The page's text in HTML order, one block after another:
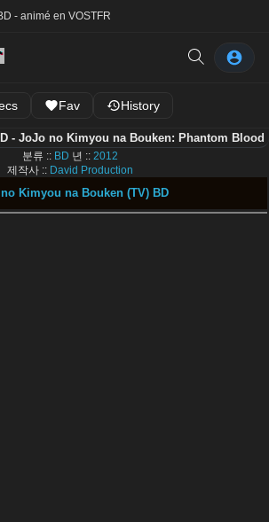
- animé en VOSTFR
Fav History
- JoJo no Kimyou na Bouken: Phantom Blood
분류 :: BD 년 :: 2012
제작사 :: David Production
Kimyou na Bouken (TV) BD